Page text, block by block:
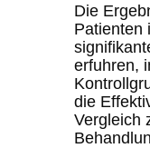
Die
Patienten
erfuhren,
die
Vergleich